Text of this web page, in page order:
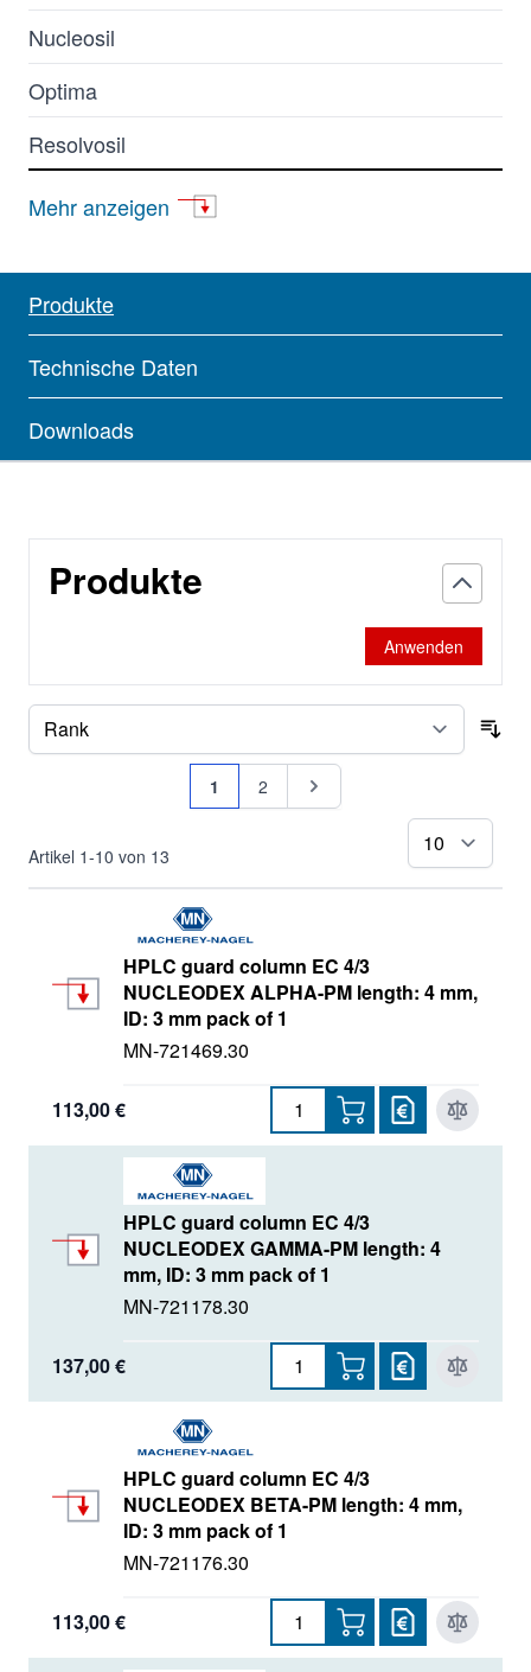
Nucleosil
Optima
Resolvosil
Hydrodex
Permabond
Mehr anzeigen
Produkte
Technische Daten
Downloads
Produkte
Anwenden
Artikel 1-10 von 13
Seite
Sie lesen gerade Seite
1 Seite
2 Seite
HPLC guard column EC 4/3
NUCLEODEX ALPHA-PM length: 4 mm,
ID: 3 mm pack of 1
MN-721469.30
113,00 €
HPLC guard column EC 4/3
NUCLEODEX GAMMA-PM length: 4
mm, ID: 3 mm pack of 1
MN-721178.30
137,00 €
HPLC guard column EC 4/3
NUCLEODEX BETA-PM length: 4 mm,
ID: 3 mm pack of 1
MN-721176.30
113,00 €